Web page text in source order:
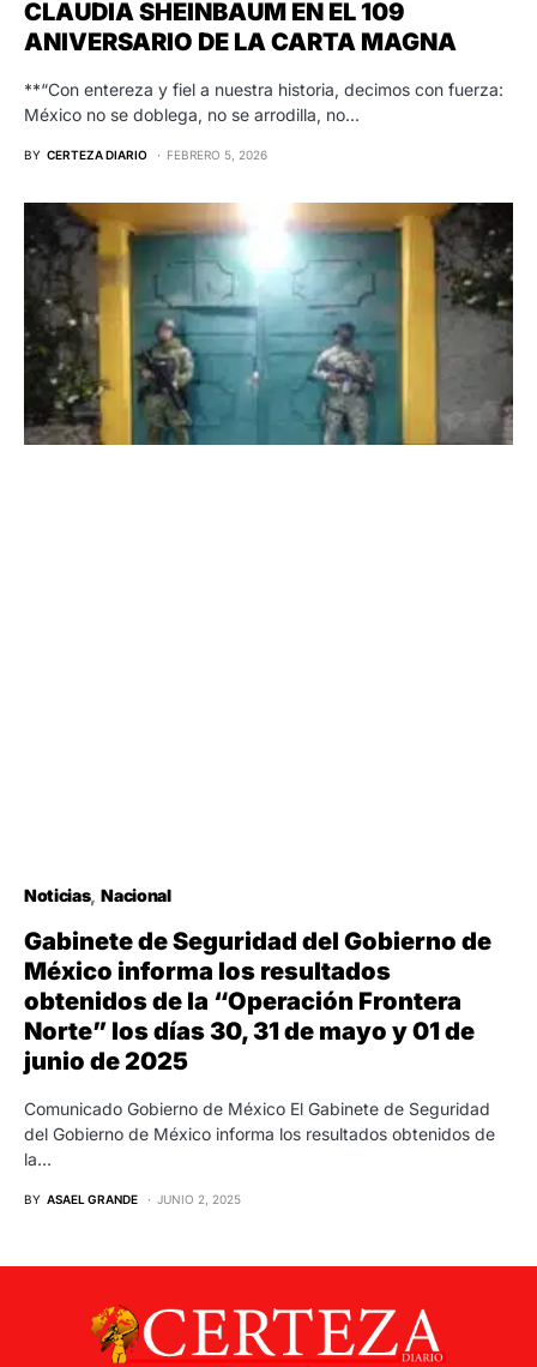
CLAUDIA SHEINBAUM EN EL 109
ANIVERSARIO DE LA CARTA MAGNA
**“Con entereza y fiel a nuestra historia, decimos con fuerza:
México no se doblega, no se arrodilla, no…
BY CERTEZA DIARIO FEBRERO 5, 2026
Noticias Nacional
Gabinete de Seguridad del Gobierno de
México informa los resultados
obtenidos de la “Operación Frontera
Norte” los días 30, 31 de mayo y 01 de
junio de 2025
Comunicado Gobierno de México El Gabinete de Seguridad
del Gobierno de México informa los resultados obtenidos de
la…
BY ASAEL GRANDE JUNIO 2, 2025